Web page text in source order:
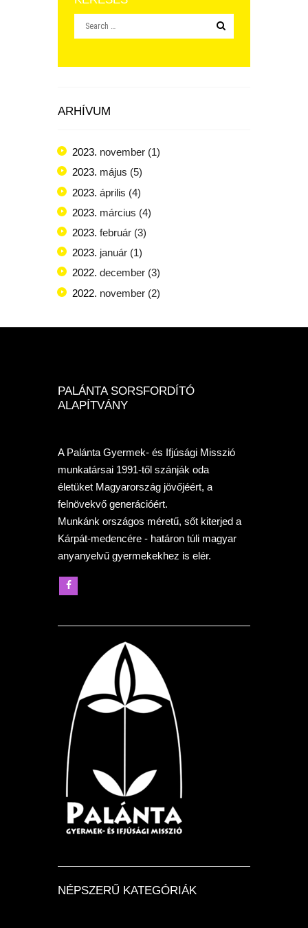
ARHÍVUM
2023. november (1)
2023. május (5)
2023. április (4)
2023. március (4)
2023. február (3)
2023. január (1)
2022. december (3)
2022. november (2)
PALÁNTA SORSFORDÍTÓ
ALAPÍTVÁNY
A Palánta Gyermek- és Ifjúsági Misszió
munkatársai 1991-től szánják oda
életüket Magyarország jövőjéért, a
felnövekvő generációért.
Munkánk országos méretű, sőt kiterjed a
Kárpát-medencére - határon túli magyar
anyanyelvű gyermekekhez is elér.
NÉPSZERŰ KATEGÓRIÁK